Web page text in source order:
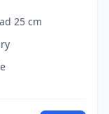
25 cm